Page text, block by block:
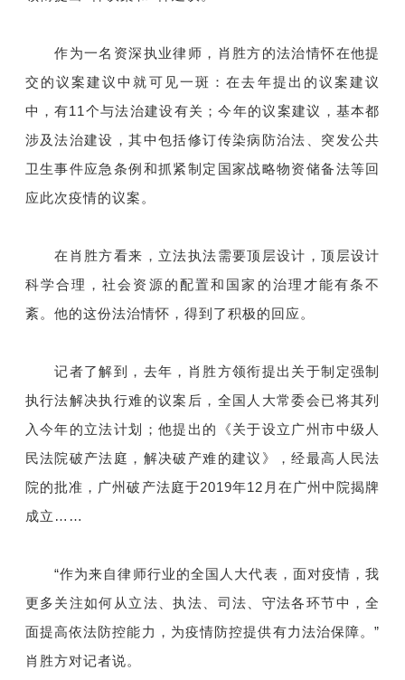
作为一名资深执业律师，肖胜方的法治情怀在他提
交的议案建议中就可见一斑：在去年提出的议案建议
中，有11个与法治建设有关；今年的议案建议，基本都
涉及法治建设，其中包括修订传染病防治法、突发公共
卫生事件应急条例和抓紧制定国家战略物资储备法等回
应此次疫情的议案。
在肖胜方看来，立法执法需要顶层设计，顶层设计
科学合理，社会资源的配置和国家的治理才能有条不
紊。他的这份法治情怀，得到了积极的回应。
记者了解到，去年，肖胜方领衔提出关于制定强制
执行法解决执行难的议案后，全国人大常委会已将其列
入今年的立法计划；他提出的《关于设立广州市中级人
民法院破产法庭，解决破产难的建议》，经最高人民法
院的批准，广州破产法庭于2019年12月在广州中院揭牌
成立……
“作为来自律师行业的全国人大代表，面对疫情，我
更多关注如何从立法、执法、司法、守法各环节中，全
面提高依法防控能力，为疫情防控提供有力法治保障。”
肖胜方对记者说。